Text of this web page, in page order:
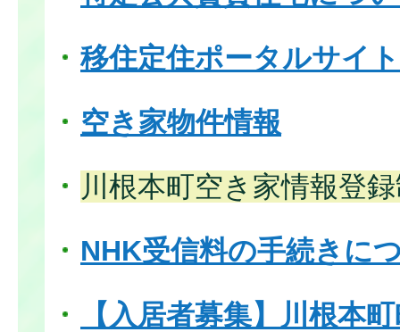
移住定住ポータルサイト
空き家物件情報
川根本町空き家情報登
NHK受信料の手続きに
【入居者募集】川根本